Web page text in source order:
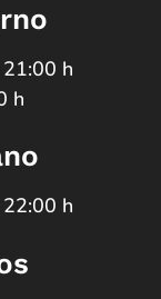
h
h
h